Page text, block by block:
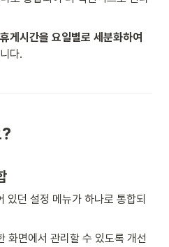
휴게시간을 요일별로 세분화하여
다.
있던 설정 메뉴가 하나로 통합되
화면에서 관리할 수 있도록 개선